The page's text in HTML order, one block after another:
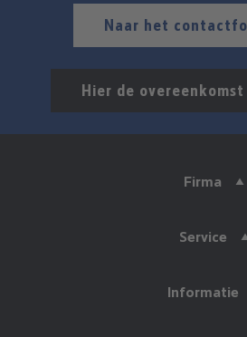
Naar het
Hier de
Firma
Service
Informatie